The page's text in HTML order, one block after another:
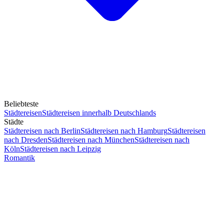
Beliebteste
StädtereisenStädtereisen innerhalb Deutschlands
Städte
Städtereisen nach BerlinStädtereisen nach HamburgStädtereisen
nach DresdenStädtereisen nach MünchenStädtereisen nach
KölnStädtereisen nach Leipzig
Romantik